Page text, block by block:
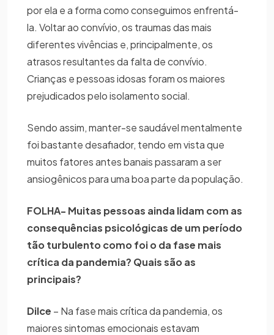
por ela e a forma como conseguimos enfrentá-
la. Voltar ao convívio, os traumas das mais
diferentes vivências e, principalmente, os
atrasos resultantes da falta de convívio.
Crianças e pessoas idosas foram os maiores
prejudicados pelo isolamento social.
Sendo assim, manter-se saudável mentalmente
foi bastante desafiador, tendo em vista que
muitos fatores antes banais passaram a ser
ansiogênicos para uma boa parte da população.
FOLHA- Muitas pessoas ainda lidam com as
consequências psicológicas de um período
tão turbulento como foi o da fase mais
crítica da pandemia? Quais são as
principais?
Dilce – Na fase mais crítica da pandemia, os
maiores sintomas emocionais estavam